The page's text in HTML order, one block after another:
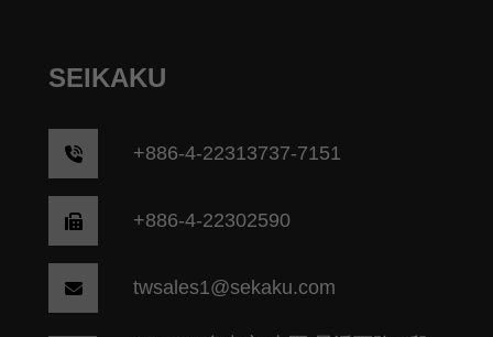
SEIKAKU
+886-4-22313737-7151
+886-4-22302590
twsales1@sekaku.com